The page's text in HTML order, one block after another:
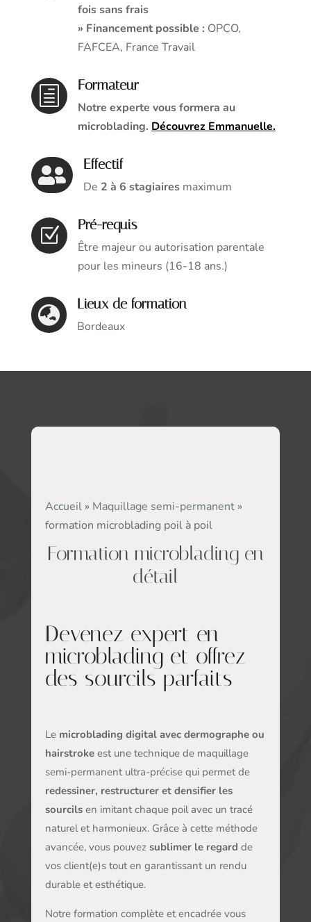
fois sans frais
» Financement possible : OPCO,
FAFCEA, France Travail
h Formateur
Notre experte vous formera au
microblading. Découvrez Emmanuelle.
 Effectif
De 2 à 6 stagiairesmaximum
Z Pré-requis
Être majeur ou autorisation parentale
pour les mineurs (16-18 ans.)
 Lieux de formation
Bordeaux
Accueil » Maquillage semi-permanent »
formation microblading poil à poil
Formation microblading en
détail
Devenez expert en
microblading et offrez
des sourcils parfaits
Le microblading digital avec dermographe ou
hairstrokeest une technique de maquillage
semi-permanent ultra-précise qui permet de
redessiner, restructurer et densifier les
sourcilsen imitant chaque poil avec un tracé
naturel et harmonieux. Grâce à cette méthode
avancée, vous pouvez sublimer le regard de
vos client(e)s tout en garantissant un rendu
durable et esthétique.
Notre formation complète et encadrée vous